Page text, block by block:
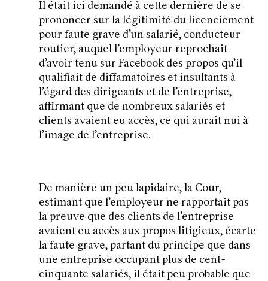
Il était ici demandé à cette dernière de se
prononcer sur la légitimité du licenciement
pour faute grave d’un salarié, conducteur
routier, auquel l’employeur reprochait
d’avoir tenu sur Facebook des propos qu’il
qualifiait de diffamatoires et insultants à
l’égard des dirigeants et de l’entreprise,
affirmant que de nombreux salariés et
clients avaient eu accès, ce qui aurait nui à
l’image de l’entreprise.
De manière un peu lapidaire, la Cour,
estimant que l’employeur ne rapportait pas
la preuve que des clients de l’entreprise
avaient eu accès aux propos litigieux, écarte
la faute grave, partant du principe que dans
une entreprise occupant plus de cent-
cinquante salariés, il était peu probable que